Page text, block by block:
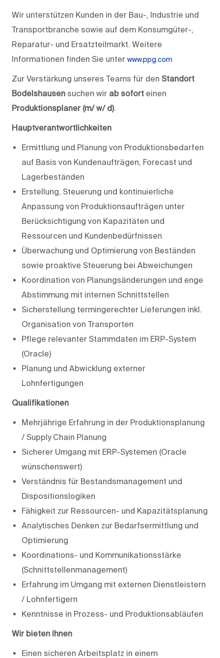
Wir unterstützen Kunden in der Bau-, Industrie und
Transportbranche sowie auf dem Konsumgüter-,
Reparatur- und Ersatzteilmarkt. Weitere
Informationen finden Sie unter www.ppg.com
Zur Verstärkung unseres Teams für den Standort
Bodelshausen suchen wir ab sofort einen
Produktionsplaner (m/ w/ d).
Hauptverantwortlichkeiten
Ermittlung und Planung von Produktionsbedarfen
auf Basis von Kundenaufträgen, Forecast und
Lagerbeständen
Erstellung, Steuerung und kontinuierliche
Anpassung von Produktionsaufträgen unter
Berücksichtigung von Kapazitäten und
Ressourcen und Kundenbedürfnissen
Überwachung und Optimierung von Beständen
sowie proaktive Steuerung bei Abweichungen
Koordination von Planungsänderungen und enge
Abstimmung mit internen Schnittstellen
Sicherstellung termingerechter Lieferungen inkl.
Organisation von Transporten
Pflege relevanter Stammdaten im ERP-System
(Oracle)
Planung und Abwicklung externer
Lohnfertigungen
Qualifikationen
Mehrjährige Erfahrung in der Produktionsplanung
/ Supply Chain Planung
Sicherer Umgang mit ERP-Systemen (Oracle
wünschenswert)
Verständnis für Bestandsmanagement und
Dispositionslogiken
Fähigkeit zur Ressourcen- und Kapazitätsplanung
Analytisches Denken zur Bedarfsermittlung und
Optimierung
Koordinations- und Kommunikationsstärke
(Schnittstellenmanagement)
Erfahrung im Umgang mit externen Dienstleistern
/ Lohnfertigern
Kenntnisse in Prozess- und Produktionsabläufen
Wir bieten Ihnen
Einen sicheren Arbeitsplatz in einem